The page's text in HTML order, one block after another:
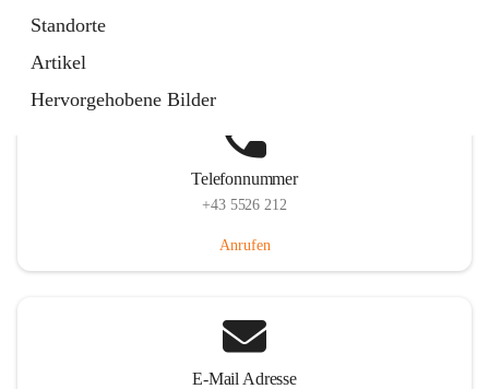
Standorte
Artikel
Hervorgehobene Bilder
Telefonnummer
+43 5526 212
Anrufen
E-Mail Adresse